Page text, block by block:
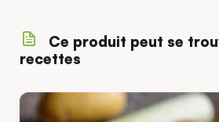
Ce produit peut se
recettes